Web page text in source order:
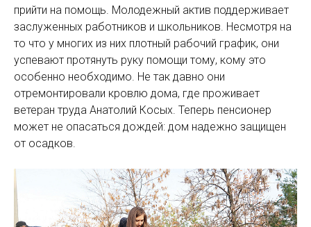
прийти на помощь. Молодежный актив поддерживает
заслуженных работников и школьников. Несмотря на
то что у многих из них плотный рабочий график, они
успевают протянуть руку помощи тому, кому это
особенно необходимо. Не так давно они
отремонтировали кровлю дома, где проживает
ветеран труда Анатолий Косых. Теперь пенсионер
может не опасаться дождей: дом надежно защищен
от осадков.